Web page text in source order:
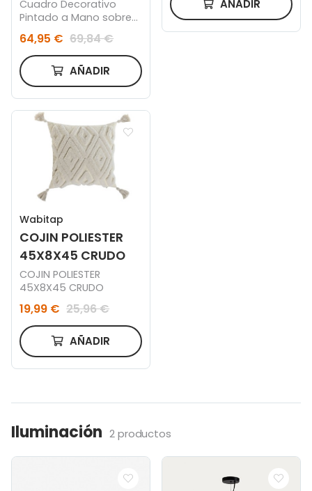
Cuadro Decorativo
Pintado a Mano sobre
Lino con Relieve de
Escayola (80x100 cm)
Silvaret
64,95 € 69,84 €
AÑADIR
AÑADIR
Wabitap
COJIN POLIESTER
45X8X45 CRUDO
COJIN POLIESTER
45X8X45 CRUDO
19,99 € 25,96 €
AÑADIR
Iluminación 2 productos